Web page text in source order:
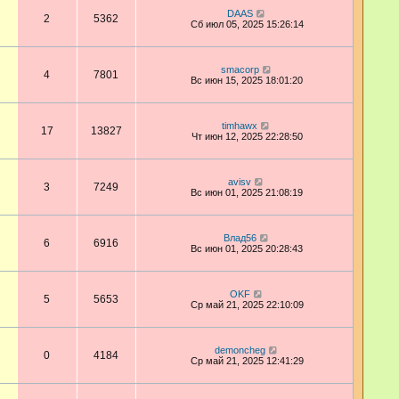
2 5362
DAAS
Сб июл 05, 2025 15:26:14
4 7801
smacorp
Вс июн 15, 2025 18:01:20
17 13827
timhawx
Чт июн 12, 2025 22:28:50
3 7249
avisv
Вс июн 01, 2025 21:08:19
6 6916
Влад56
Вс июн 01, 2025 20:28:43
5 5653
OKF
Ср май 21, 2025 22:10:09
0 4184
demoncheg
Ср май 21, 2025 12:41:29